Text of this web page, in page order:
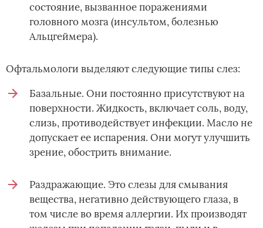
состояние, вызванное поражениями
головного мозга (инсультом, болезнью
Альцгеймера).
Офтальмологи выделяют следующие типы слез:
Базальные. Они постоянно присутствуют на
поверхности. Жидкость, включает соль, воду,
слизь, противодействует инфекции. Масло не
допускает ее испарения. Они могут улучшить
зрение, обострить внимание.
Раздражающие. Это слезы для смывания
вещества, негативно действующего глаза, в
том числе во время аллергии. Их производят